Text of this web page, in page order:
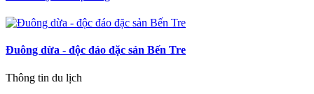
Đuông dừa - độc đáo đặc sản Bến Tre
Thông tin du lịch